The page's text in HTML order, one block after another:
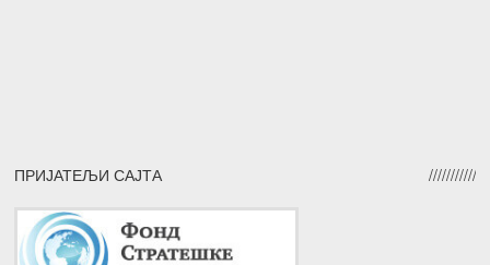
ПРИЈАТЕЉИ САЈТА